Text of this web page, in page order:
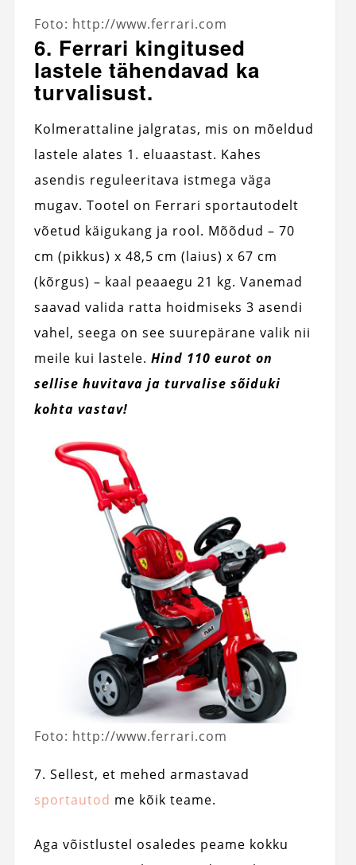
Foto: http://www.ferrari.com
6. Ferrari kingitused
lastele tähendavad ka
turvalisust.
Kolmerattaline jalgratas, mis on mõeldud
lastele alates 1. eluaastast. Kahes
asendis reguleeritava istmega väga
mugav. Tootel on Ferrari sportautodelt
võetud käigukang ja rool. Mõõdud – 70
cm (pikkus) x 48,5 cm (laius) x 67 cm
(kõrgus) – kaal peaaegu 21 kg. Vanemad
saavad valida ratta hoidmiseks 3 asendi
vahel, seega on see suurepärane valik nii
meile kui lastele. Hind 110 eurot on
sellise huvitava ja turvalise sõiduki
kohta vastav!
Foto: http://www.ferrari.com
7. Sellest, et mehed armastavad
sportautod me kõik teame.
Aga võistlustel osaledes peame kokku